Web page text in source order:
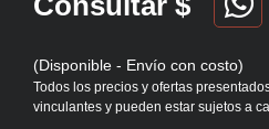
(Disponible - Envío con costo)
Todos los precios y ofertas
vinculantes y pueden estar sujetos a